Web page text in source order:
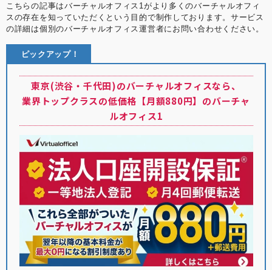
こちらの記事はバーチャルオフィス1がより多くのバーチャルオフィ
スの存在を知っていただくという目的で制作しております。サービス
の詳細は個別のバーチャルオフィス運営者にお問い合わせください。
ピックアップ！
東京(渋谷・千代田)のバーチャルオフィスなら、
業界トップクラスの低価格【月額880円】のバーチャ
ルオフィス1